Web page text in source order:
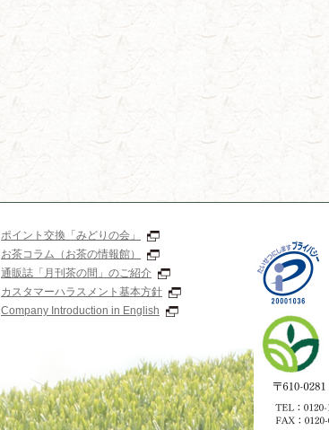
ポイント交換「みどりの会」
お茶コラム（お茶の情報館）
通販誌「月刊茶の間」のご紹介
カスタマーハラスメント基本方針
Company Introduction in English